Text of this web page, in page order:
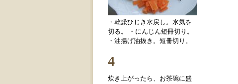
・乾燥ひじき水戻し。水気を
切る。 ・にんじん短冊切り。
・油揚げ油抜き。短冊切り。
4
炊き上がったら、お茶碗に盛